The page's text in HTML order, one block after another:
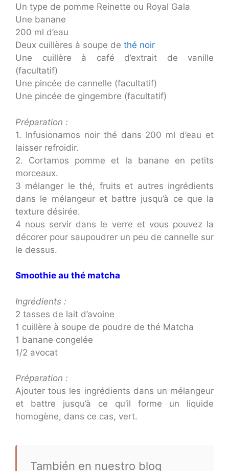
Un type de pomme Reinette ou Royal Gala
Une banane
200 ml d’eau
Deux cuillères à soupe de thé noir
Une cuillère à café d’extrait de vanille
(facultatif)
Une pincée de cannelle (facultatif)
Une pincée de gingembre (facultatif)
Préparation :
1. Infusionamos noir thé dans 200 ml d’eau et
laisser refroidir.
2. Cortamos pomme et la banane en petits
morceaux.
3 mélanger le thé, fruits et autres ingrédients
dans le mélangeur et battre jusqu’à ce que la
texture désirée.
4 nous servir dans le verre et vous pouvez la
décorer pour saupoudrer un peu de cannelle sur
le dessus.
Smoothie au thé matcha
Ingrédients :
2 tasses de lait d’avoine
1 cuillère à soupe de poudre de thé Matcha
1 banane congelée
1/2 avocat
Préparation :
Ajouter tous les ingrédients dans un mélangeur
et battre jusqu’à ce qu’il forme un liquide
homogène, dans ce cas, vert.
También en nuestro blog